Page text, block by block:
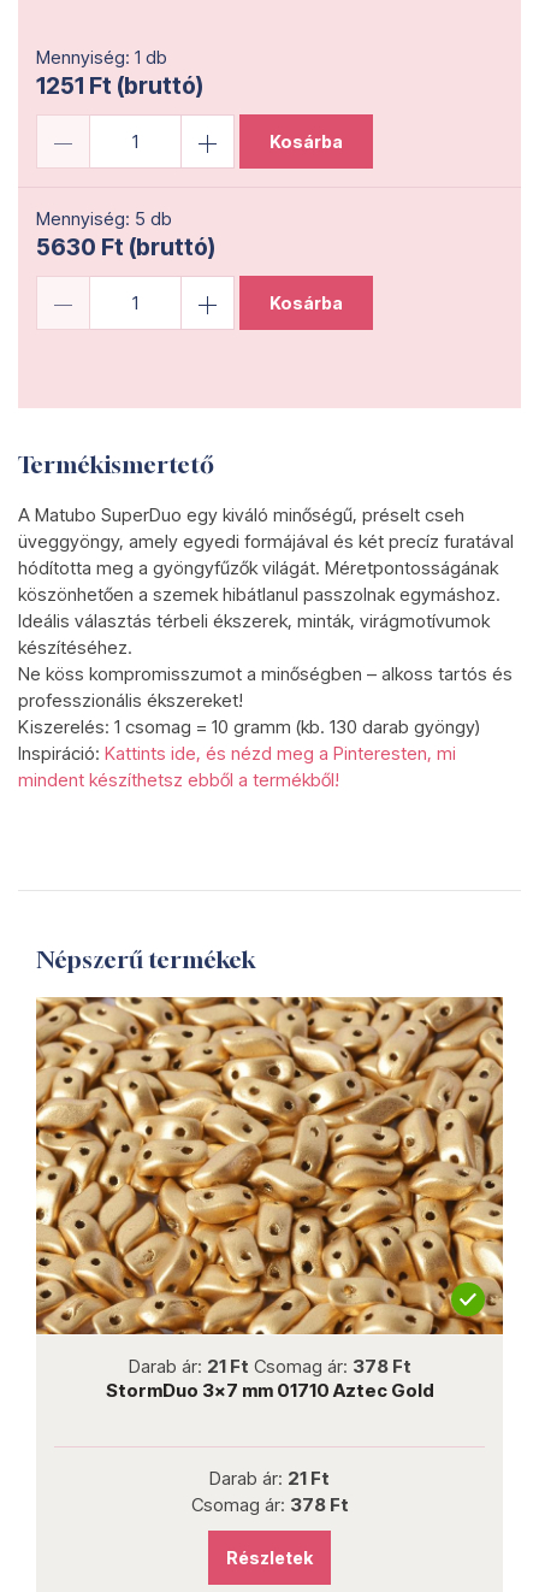
Mennyiség: 1 db
1251 Ft (bruttó)
Kosárba
Mennyiség: 5 db
5630 Ft (bruttó)
Kosárba
Termékismertető
A Matubo SuperDuo egy kiváló minőségű, préselt cseh
üveggyöngy, amely egyedi formájával és két precíz furatával
hódította meg a gyöngyfűzők világát. Méretpontosságának
köszönhetően a szemek hibátlanul passzolnak egymáshoz.
Ideális választás térbeli ékszerek, minták, virágmotívumok
készítéséhez.
Ne köss kompromisszumot a minőségben – alkoss tartós és
professzionális ékszereket!
Kiszerelés: 1 csomag = 10 gramm (kb. 130 darab gyöngy)
Inspiráció: Kattints ide, és nézd meg a Pinteresten, mi
mindent készíthetsz ebből a termékből!
Népszerű termékek
Darab ár: 21 Ft Csomag ár: 378 Ft
StormDuo 3x7 mm 01710 Aztec Gold
Darab ár: 21 Ft
Csomag ár: 378 Ft
Részletek